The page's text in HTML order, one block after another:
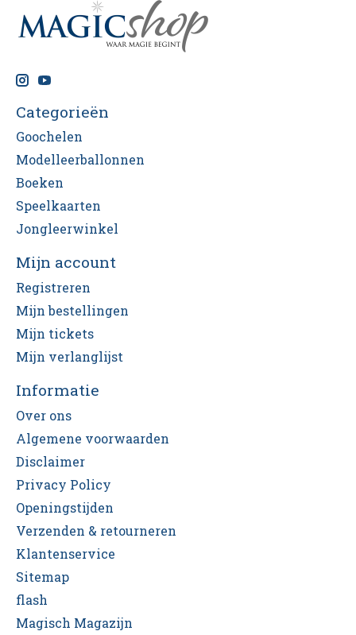
Categorieën
Goochelen
Modelleerballonnen
Boeken
Speelkaarten
Jongleerwinkel
Mijn account
Registreren
Mijn bestellingen
Mijn tickets
Mijn verlanglijst
Informatie
Over ons
Algemene voorwaarden
Disclaimer
Privacy Policy
Openingstijden
Verzenden & retourneren
Klantenservice
Sitemap
flash
Magisch Magazijn